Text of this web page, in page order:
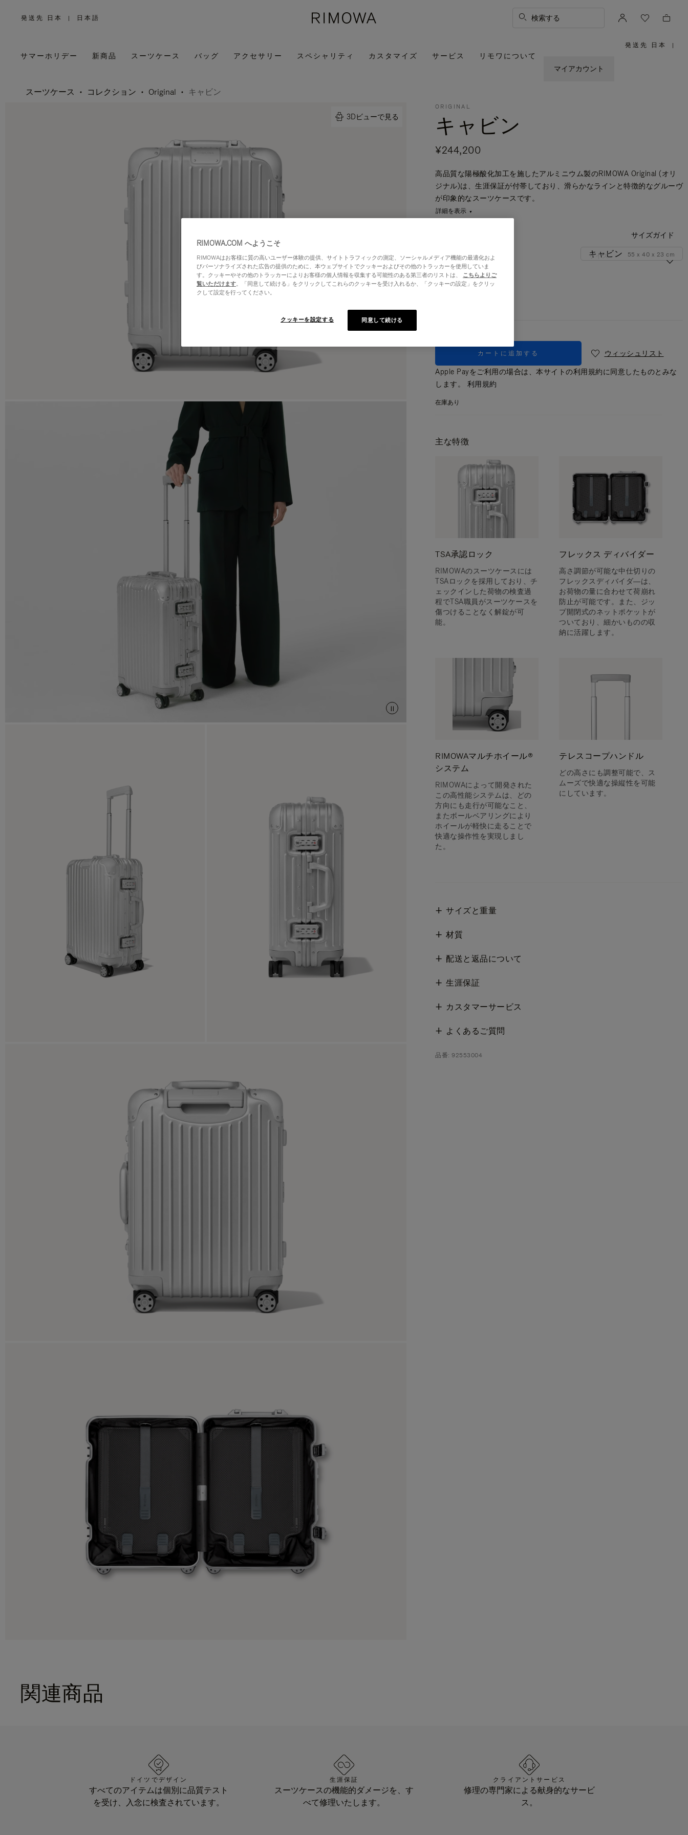
発送先 日本
,
地
域
く
だ
| 日本語 検索する
サマーホリデー 新商品 スーツケース バッグ アクセサリー スペシャリティ カスタマイズ サービス
リモワについて
マイアカウント
発送先 日本
,
|
スーツケース コレクション Original キャビン
3Dビューで見る
ORIGINAL
キャビン
¥244,200
高品質な陽極酸化加工を施したアルミニウム製のRIMOWA Original (オリ
ジナル)は、生涯保証が付帯しており、滑らかなラインと特徴的なグルーヴ
が印象的なスーツケースです。
詳細を表示
サイズガイド
サイズ
キャビン 55 x 40 x 23 cm
カラー シルバー
カートに追加する
ウィッシュリスト
Apple Payをご利用の場合は、本サイトの利用規約に同意したものとみな
します。 利用規約
在庫あり
主な特徴
TSA承認ロック
RIMOWAのスーツケースには
TSAロックを採用しており、チ
ェックインした荷物の検査過
程でTSA職員がスーツケースを
傷つけることなく解錠が可
能。
フレックス ディバイダー
高さ調節が可能な中仕切りの
フレックスディバイダ―は、
お荷物の量に合わせて荷崩れ
防止が可能です。また、ジッ
プ開閉式のネットポケットが
ついており、細かいものの収
納に活躍します。
RIMOWAマルチホイール®
システム
RIMOWAによって開発された
この高性能システムは、どの
方向にも走行が可能なこと、
またボールベアリングにより
ホイールが軽快に走ることで
快適な操作性を実現しまし
た。
テレスコープハンドル
どの高さにも調整可能で、ス
ムーズで快適な操縦性を可能
にしています。
サイズと重量
材質
配送と返品について
生涯保証
カスタマーサービス
よくあるご質問
品番: 92553004
関連商品
ドイツでデザイン
すべてのアイテムは個別に品質テスト
を受け、入念に検査されています。
生涯保証
スーツケースの機能的ダメージを、す
べて修理いたします。
クライアントサービス
修理の専門家による献身的なサービ
ス。
RIMOWA.COM へようこそ
RIMOWAはお客様に質の高いユーザー体験の提供、サイトトラフィックの測定、ソーシャルメディア機能の最適化およ
びパーソナライズされた広告の提供のために、本ウェブサイトでクッキーおよびその他のトラッカーを使用していま
す。クッキーやその他のトラッカーによりお客様の個人情報を収集する可能性のある第三者のリストは、 こちらよりご
覧いただけます。「同意して続ける」をクリックしてこれらのクッキーを受け入れるか、「クッキーの設定」をクリッ
クして設定を行ってください。
クッキーを設定する 同意して続ける